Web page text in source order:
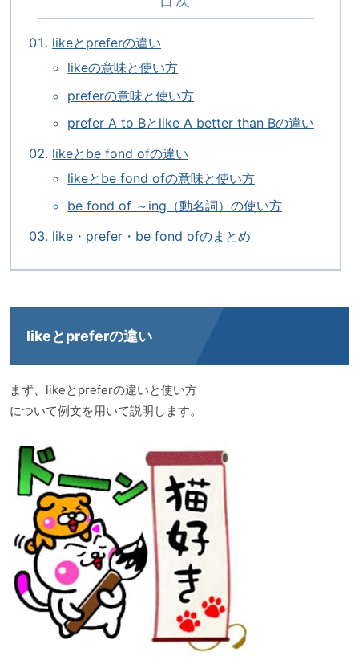
likeとpreferの違い
likeの意味と使い方
preferの意味と使い方
prefer A to Bとlike A better than Bの違い
likeとbe fond ofの違い
likeとbe fond ofの意味と使い方
be fond of ～ing（動名詞）の使い方
like・prefer・be fond ofのまとめ
likeとpreferの違い
まず、likeとpreferの違いと使い方
について例文を用いて説明します。